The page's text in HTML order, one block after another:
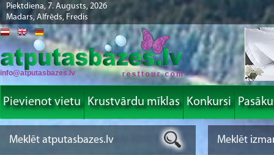
Piektdiena, 7. Augusts, 2026
Madars, Alfrēds, Fredis
info@atputasbazes.lv
Pievienot vietu Krustvārdu mīklas Konkursi